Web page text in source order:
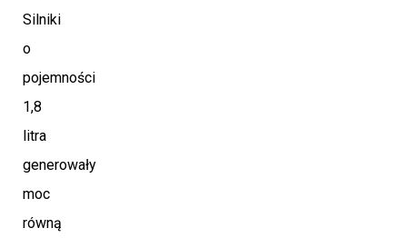
Silniki
o
pojemności
1,8
litra
generowały
moc
równą